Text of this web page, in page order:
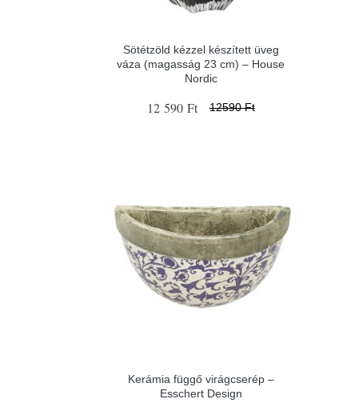
Sötétzöld kézzel készített üveg
váza (magasság 23 cm) – House
Nordic
12 590 Ft 12590 Ft
Kerámia függő virágcserép –
Esschert Design